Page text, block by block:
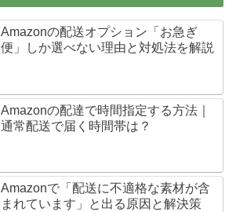
Amazonの配送オプション「お急ぎ
便」しか選べない理由と対処法を解説
Amazonの配達で時間指定する方法｜
通常配送で届く時間帯は？
Amazonで「配送に不適格な素材が含
まれています」と出る原因と解決策